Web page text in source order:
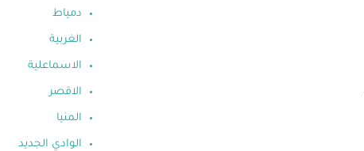
دمياط
الغربية
الاسماعلية
الاقصر
المنيا
الوادي الجديد